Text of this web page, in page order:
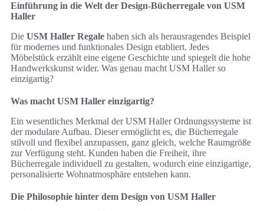
Einführung in die Welt der Design-Bücherregale von USM
Haller
Die USM Haller Regale haben sich als herausragendes Beispiel
für modernes und funktionales Design etabliert. Jedes
Möbelstück erzählt eine eigene Geschichte und spiegelt die hohe
Handwerkskunst wider. Was genau macht USM Haller so
einzigartig?
Was macht USM Haller einzigartig?
Ein wesentliches Merkmal der USM Haller Ordnungssysteme ist
der modulare Aufbau. Dieser ermöglicht es, die Bücherregale
stilvoll und flexibel anzupassen, ganz gleich, welche Raumgröße
zur Verfügung steht. Kunden haben die Freiheit, ihre
Bücherregale individuell zu gestalten, wodurch eine einzigartige,
personalisierte Wohnatmosphäre entstehen kann.
Die Philosophie hinter dem Design von USM Haller